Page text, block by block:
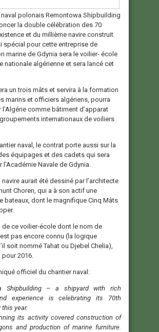
naval polonais Remontowa Shipbuilding
la double célébration des 70
et du millième navire construit.
spécial pour cette entreprise de
marine de Gdynia sera le voilier- école
nationale algérienne et sera lancé cet
un trois mâts et servira à la formation
marins et officiers algériens, pourra
l’Algérie comme bâtiment d’apparat
internationaux de voiliers
naval, le contrat porte aussi sur la
équipages et des cadets qui sera
l’Académie Navale de Gdynia.
aurait été dessiné par l’architecte
Choren, qui a à son actif une
bateaux, dont le magnifique Cinq Mâts
de ce voilier-école dont le nom de
pas encore connu (la logique
soit nommé Tahat ou Djebel Chelia),
2016.
officiel du chantier naval:
Shipbuilding – a shipyard with rich
experience is celebrating its 70th
year.
its activity covered construction of
and production of marine furniture.